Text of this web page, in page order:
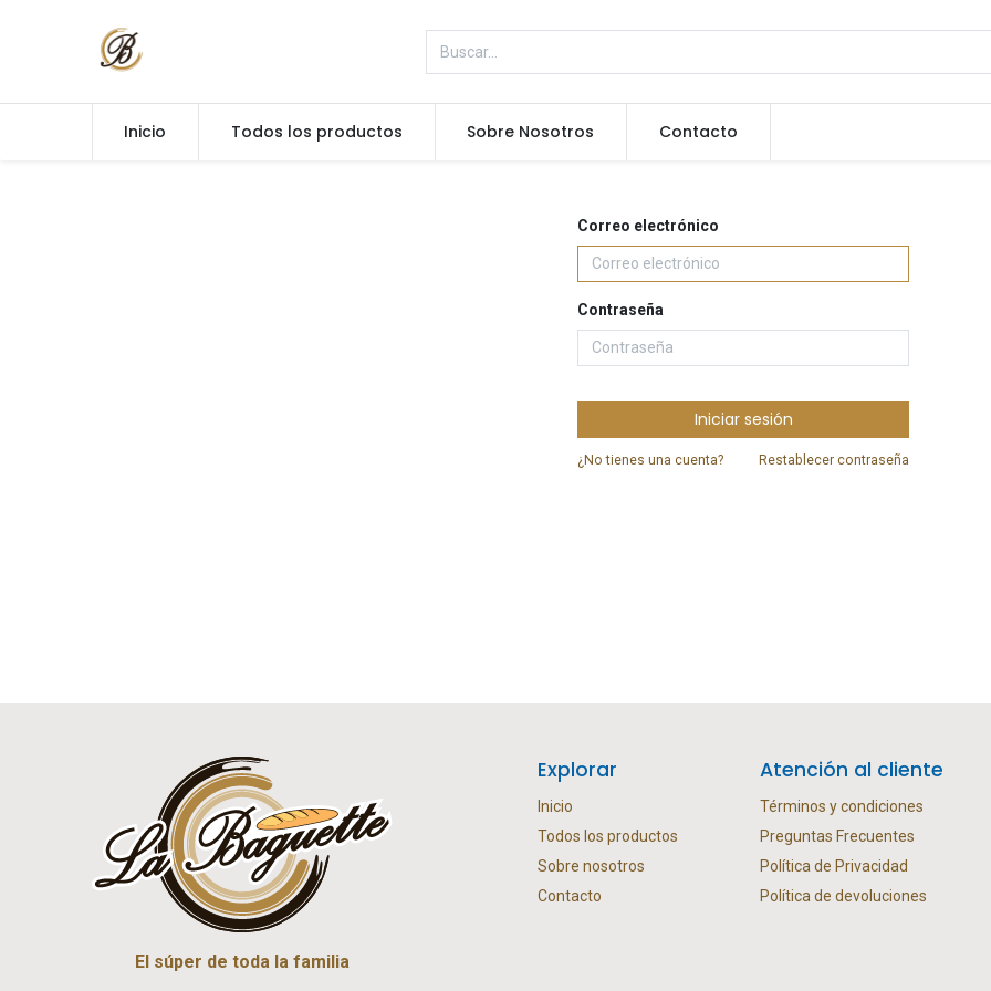
Inicio Todos los productos Sobre Nosotros Contacto
Correo electrónico
Contraseña
Iniciar sesión
¿No tienes una cuenta? Restablecer contraseña
El súper de toda la familia
Explorar
Inicio
Todos los productos
Sobre nosotros
Contacto
Atención al cliente
Términos y condiciones
Preguntas Frecuentes
Política de Privacidad
Política de devoluciones